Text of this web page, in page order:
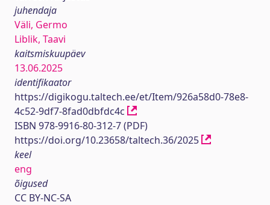
juhendaja
Väli, Germo
Liblik, Taavi
kaitsmiskuupäev
13.06.2025
identifikaator
https://digikogu.taltech.ee/et/Item/926a58d0-78e8-
4c52-9df7-8fad0dbfdc4c
ISBN 978-9916-80-312-7 (PDF)
https://doi.org/10.23658/taltech.36/2025
keel
eng
õigused
CC BY-NC-SA